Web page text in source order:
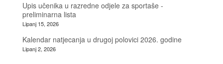
Upis učenika u razredne odjele za sportaše -
preliminarna lista
Lipanj 15, 2026
Kalendar natjecanja u drugoj polovici 2026. godine
Lipanj 2, 2026